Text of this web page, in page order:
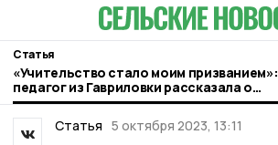
Статья
«Учительство стало моим призванием»:
педагог из Гавриловки рассказала о
профессиональном пути
Статья 5 октября 2023, 13:11